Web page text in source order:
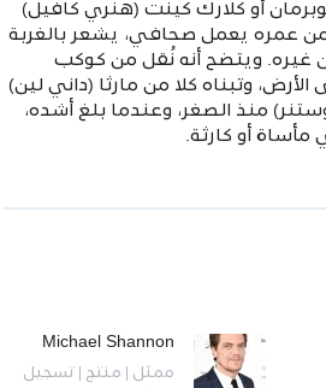
أو كلارك كينت (هنري كافيل)
عمره يعمل صحافي، يشعر بالغربة
غيره. ويتضح أنه نُقل من كوكب
وتبناه كلا من مارثا (داني لين)
منذ الصغر، وعندما بلغ أشده،
أو كارثة.
Michael Shannon
ممثل | منتج | تسجيل